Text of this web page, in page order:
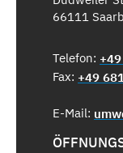
66111
Telefon:
Fax: +49
E-Mail: